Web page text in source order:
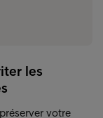
les
votre